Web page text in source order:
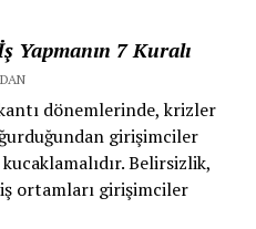
Yapmanın 7 Kuralı
dönemlerinde, krizler
girişimciler
Belirsizlik,
ortamları girişimciler